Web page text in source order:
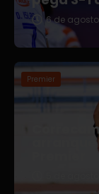
6 de agosto
Premier
5 de